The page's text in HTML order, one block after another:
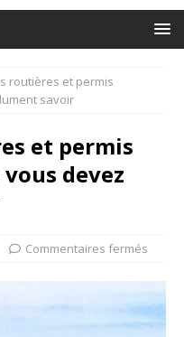
routières et permis
savoir
et permis
devez
Commentaires fermés